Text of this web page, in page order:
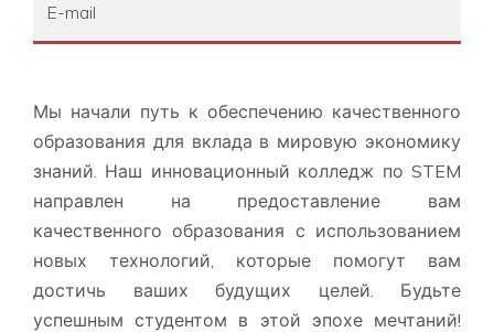
E-mail
Мы начали путь к обеспечению качественного
образования для вклада в мировую экономику
знаний. Наш инновационный колледж по STEM
направлен на предоставление вам
качественного образования с использованием
новых технологий, которые помогут вам
достичь ваших будущих целей. Будьте
успешным студентом в этой эпохе мечтаний!